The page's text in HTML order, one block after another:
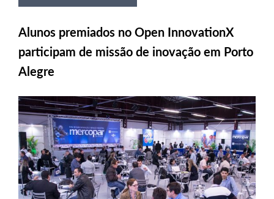
Alunos premiados no Open InnovationX
participam de missão de inovação em Porto
Alegre